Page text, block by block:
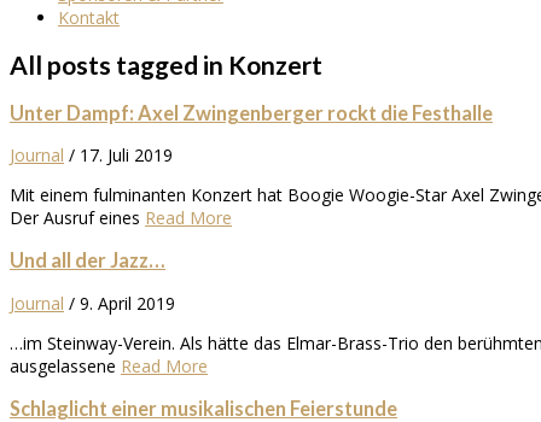
Kontakt
All posts tagged in Konzert
Unter Dampf: Axel Zwingenberger rockt die Festhalle
Journal / 17. Juli 2019
Mit einem fulminanten Konzert hat Boogie Woogie-Star Axel
Der Ausruf eines Read More
Und all der Jazz…
Journal / 9. April 2019
…im Steinway-Verein. Als hätte das Elmar-Brass-Trio den
ausgelassene Read More
Schlaglicht einer musikalischen Feierstunde